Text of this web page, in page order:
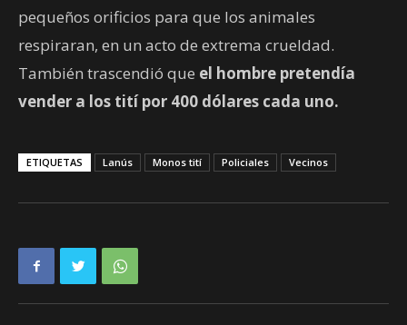
pequeños orificios para que los animales
respiraran, en un acto de extrema crueldad.
También trascendió que el hombre pretendía
vender a los tití por 400 dólares cada uno.
ETIQUETAS Lanús Monos tití Policiales Vecinos